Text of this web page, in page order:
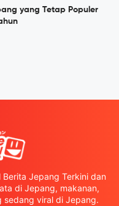
yang Tetap Populer
Jepang Terkini dan
di Jepang, makanan,
viral di Jepang.